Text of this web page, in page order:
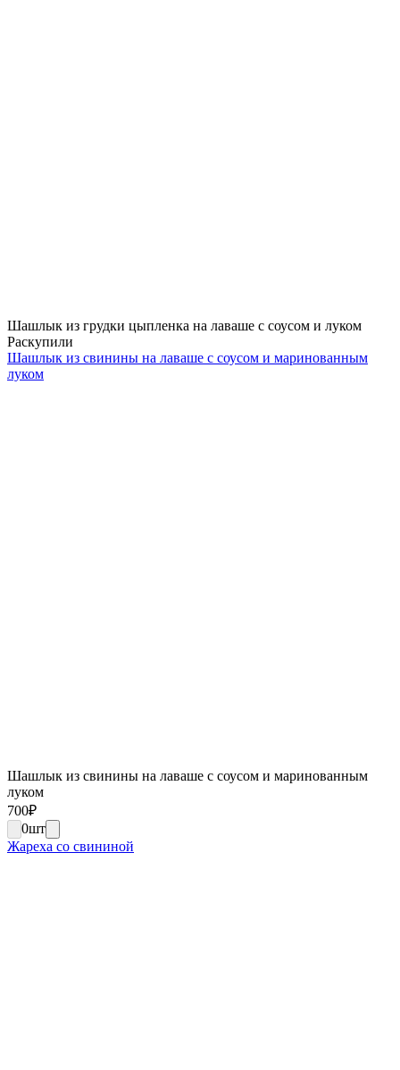
Шашлык из грудки цыпленка на лаваше с соусом и луком
Раскупили
Шашлык из свинины на лаваше с соусом и маринованным
луком
Шашлык из свинины на лаваше с соусом и маринованным
луком
700₽
0шт
Жареха со свининой